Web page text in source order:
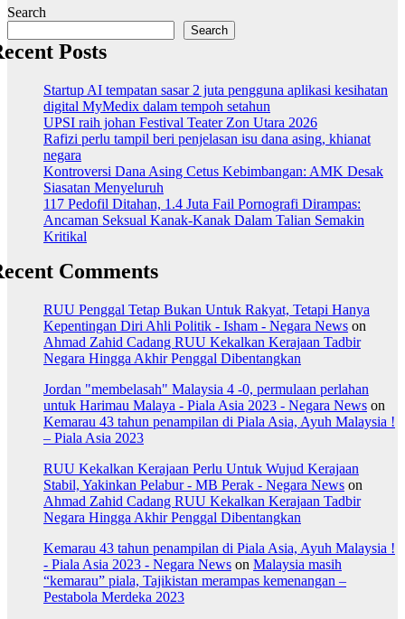
Search
Search
Posts
Startup AI tempatan sasar 2 juta pengguna aplikasi kesihatan
digital MyMedix dalam tempoh setahun
UPSI raih johan Festival Teater Zon Utara 2026
Rafizi perlu tampil beri penjelasan isu dana asing, khianat
negara
Kontroversi Dana Asing Cetus Kebimbangan: AMK Desak
Siasatan Menyeluruh
117 Pedofil Ditahan, 1.4 Juta Fail Pornografi Dirampas:
Ancaman Seksual Kanak-Kanak Dalam Talian Semakin
Kritikal
Comments
RUU Penggal Tetap Bukan Untuk Rakyat, Tetapi Hanya
Kepentingan Diri Ahli Politik - Isham - Negara News on
Ahmad Zahid Cadang RUU Kekalkan Kerajaan Tadbir
Negara Hingga Akhir Penggal Dibentangkan
Jordan "membelasah" Malaysia 4 -0, permulaan perlahan
untuk Harimau Malaya - Piala Asia 2023 - Negara News on
Kemarau 43 tahun penampilan di Piala Asia, Ayuh Malaysia !
– Piala Asia 2023
RUU Kekalkan Kerajaan Perlu Untuk Wujud Kerajaan
Stabil, Yakinkan Pelabur - MB Perak - Negara News on
Ahmad Zahid Cadang RUU Kekalkan Kerajaan Tadbir
Negara Hingga Akhir Penggal Dibentangkan
Kemarau 43 tahun penampilan di Piala Asia, Ayuh Malaysia !
- Piala Asia 2023 - Negara News on Malaysia masih
“kemarau” piala, Tajikistan merampas kemenangan –
Pestabola Merdeka 2023